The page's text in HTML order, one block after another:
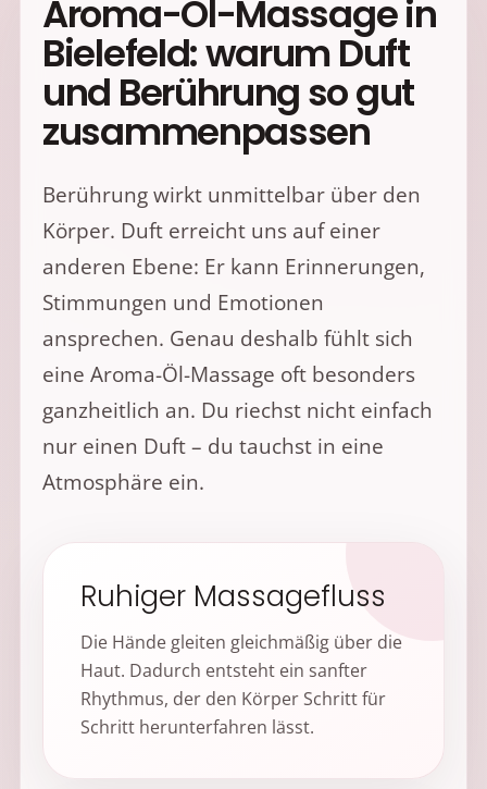
Aroma-Öl-Massage in
Bielefeld: warum Duft
und Berührung so gut
zusammenpassen
Berührung wirkt unmittelbar über den
Körper. Duft erreicht uns auf einer
anderen Ebene: Er kann Erinnerungen,
Stimmungen und Emotionen
ansprechen. Genau deshalb fühlt sich
eine Aroma-Öl-Massage oft besonders
ganzheitlich an. Du riechst nicht einfach
nur einen Duft – du tauchst in eine
Atmosphäre ein.
Ruhiger Massagefluss
Die Hände gleiten gleichmäßig über die
Haut. Dadurch entsteht ein sanfter
Rhythmus, der den Körper Schritt für
Schritt herunterfahren lässt.